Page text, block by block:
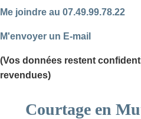
Me joindre au 07.49.99.78.22
M'envoyer un E-mail
(Vos données restent
revendues)
Courtage en